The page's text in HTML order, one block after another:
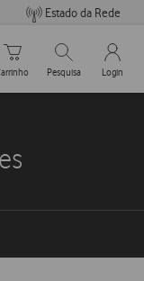
Estado da Rede
Carrinho de compras
Pesquisar
Pesquisa
My
Login